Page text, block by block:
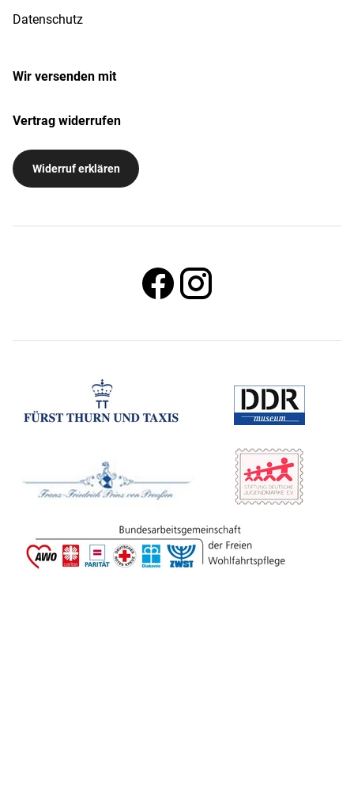
Datenschutz
Wir versenden mit
Vertrag widerrufen
Widerruf erklären